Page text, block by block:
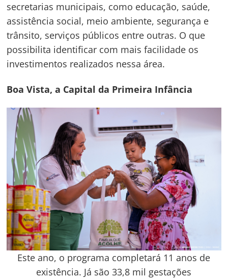
secretarias municipais, como educação, saúde,
assistência social, meio ambiente, segurança e
trânsito, serviços públicos entre outras. O que
possibilita identificar com mais facilidade os
investimentos realizados nessa área.
Boa Vista, a Capital da Primeira Infância
Este ano, o programa completará 11 anos de
existência. Já são 33,8 mil gestações